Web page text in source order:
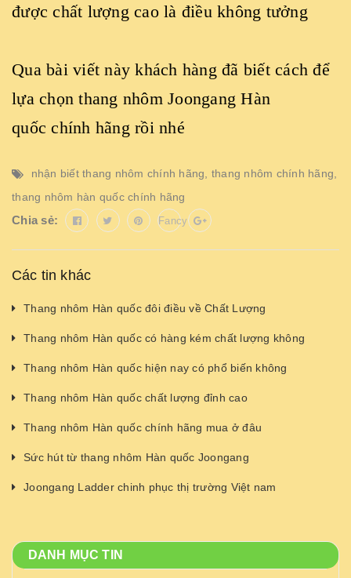
được chất lượng cao là điều không tưởng
Qua bài viết này khách hàng đã biết cách để
lựa chọn thang nhôm Joongang Hàn
quốc chính hãng rồi nhé
nhận biết thang nhôm chính hãng thang nhôm chính hãng
thang nhôm hàn quốc chính hãng
Chia sẻ: Fancy
Các tin khác
Thang nhôm Hàn quốc đôi điều về Chất Lượng
Thang nhôm Hàn quốc có hàng kém chất lượng không
Thang nhôm Hàn quốc hiện nay có phổ biến không
Thang nhôm Hàn quốc chất lượng đỉnh cao
Thang nhôm Hàn quốc chính hãng mua ở đâu
Sức hút từ thang nhôm Hàn quốc Joongang
Joongang Ladder chinh phục thị trường Việt nam
DANH MỤC TIN